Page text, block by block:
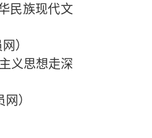
民族现代文
）
义思想走深
）